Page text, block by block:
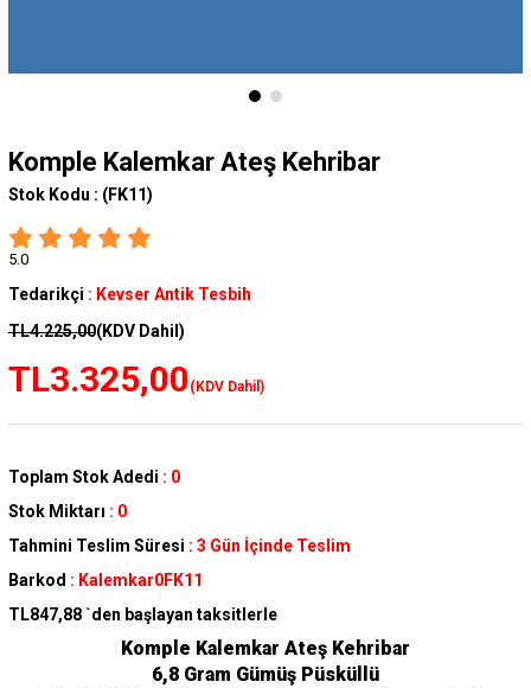
Komple Kalemkar Ateş Kehribar
Stok Kodu : (FK11)
5.0
Tedarikçi : Kevser Antik Tesbih
TL4.225,00(KDV Dahil)
TL3.325,00(KDV Dahil)
Toplam Stok Adedi : 0
Stok Miktarı : 0
Tahmini Teslim Süresi : 3 Gün İçinde Teslim
Barkod : Kalemkar0FK11
TL847,88 `den başlayan taksitlerle
Komple Kalemkar Ateş Kehribar
6,8 Gram Gümüş Püsküllü